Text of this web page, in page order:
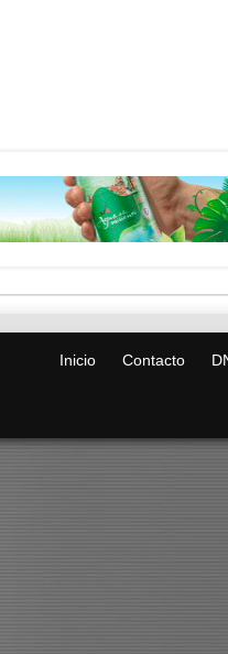
Inicio Contacto